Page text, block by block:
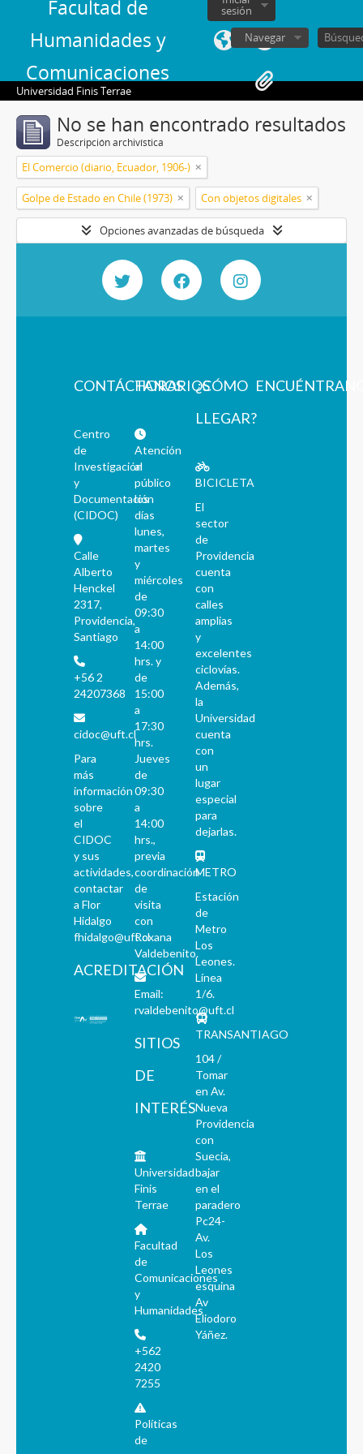
Facultad de
Humanidades y
Comunicaciones
sesión
Navegar
Universidad Finis Terrae
No se han encontrado resultados
Descripción archivística
El Comercio (diario, Ecuador, 1906-)
Golpe de Estado en Chile (1973) Con objetos digitales
Opciones avanzadas de búsqueda
CONTÁCTANOS
Centro
de
Investigación
y
Documentación
(CIDOC)
Calle
Alberto
Henckel
2317,
Providencia,
Santiago
+56 2
24207368
cidoc@uft.cl
Para
más
información
sobre
el
CIDOC
y sus
actividades,
contactar
a Flor
Hidalgo
fhidalgo@uft.cl
ACREDITACIÓN
HORARIOS
Atención
al
público
los
días
lunes,
martes
y
miércoles
de
09:30
a
14:00
hrs. y
de
15:00
a
17:30
hrs.
Jueves
de
09:30
a
14:00
hrs.,
previa
coordinación
de
visita
con
Roxana
Valdebenito.
Email:
rvaldebenito@uft.cl
SITIOS
DE
INTERÉS
Universidad
Finis
Terrae
Facultad
de
Comunicaciones
y
Humanidades
+562
2420
7255
Políticas
de
¿CÓMO
LLEGAR?
BICICLETA
El
sector
de
Providencia
cuenta
con
calles
amplias
y
excelentes
ciclovías.
Además,
la
Universidad
cuenta
con
un
lugar
especial
para
dejarlas.
METRO
Estación
de
Metro
Los
Leones.
Línea
1/6.
TRANSANTIAGO
104 /
Tomar
en Av.
Nueva
Providencia
con
Suecia,
bajar
en el
paradero
Pc24-
Av.
Los
Leones
esquina
Av
Eliodoro
Yáñez.